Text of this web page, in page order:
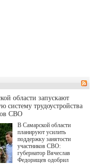
области запускают
систему трудоустройства
СВО
В Самарской области
планируют усилить
поддержку занятости
участников СВО:
губернатор Вячеслав
Федорищев одобрил